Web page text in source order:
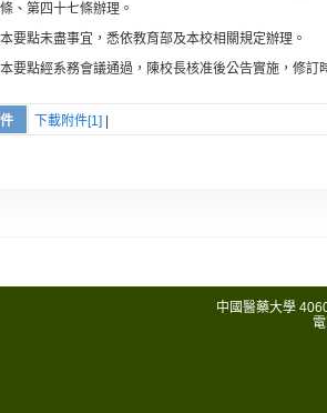
條、第四十七條辦理。
本要點未盡事宜，悉依教育部及本校相關規定辦理。
本要點經系務會議通過，陳校長核准後公告實施，修訂
下載附件[1]
中國醫藥大學